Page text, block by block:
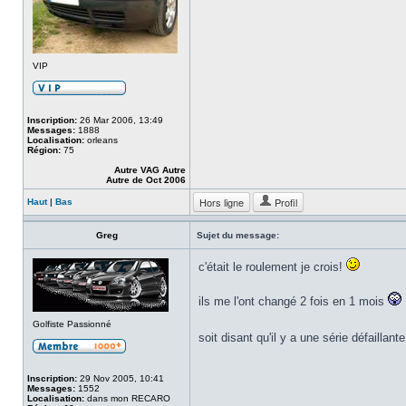
VIP
Inscription: 26 Mar 2006, 13:49
Messages: 1888
Localisation: orleans
Région: 75
Autre VAG Autre
Autre de Oct 2006
Haut| Bas Hors ligne Profil
Greg Sujet du message:
Golfiste Passionné
Inscription: 29 Nov 2005, 10:41
Messages: 1552
Localisation: dans mon RECARO
c'était le roulement je crois!
ils me l'ont changé 2 fois en 1 mois
soit disant qu'il y a une série